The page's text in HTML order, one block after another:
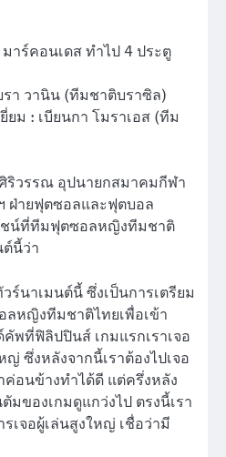
าร์คอนเดส ทำไป 4 ประตู
รา วานิน (ทีมชาติบราซิล)
ยม : เบียนกา โมราเอส (ทีม
ริวรรณ อุปนายกสมาคมกีฬา
ฝ่ายฟุตซอลและฟุตบอล
ชน์ที่ทีมฟุตซอลหญิงทีมชาติ
นี้ว่า
ร์นาเมนต์นี้ ซึ่งเป็นการเตรียม
หญิงทีมชาติไทยเพื่อเข้า
พที่ฟิลิปปินส์ เกมแรกเราเจอ
ซึ่งหลังจากนี้เราต้องไปเจอ
ค่อนข้างทำได้ดี แต่ครึ่งหลัง
มของเกมดูแกว่งไป ตรงนี้เรา
เจอผู้เล่นสูงใหญ่ เชื่อว่ามี